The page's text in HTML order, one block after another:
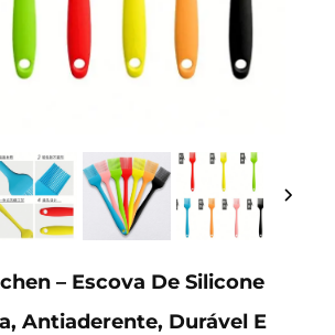
– Escova De Silicone
Antiaderente, Durável E